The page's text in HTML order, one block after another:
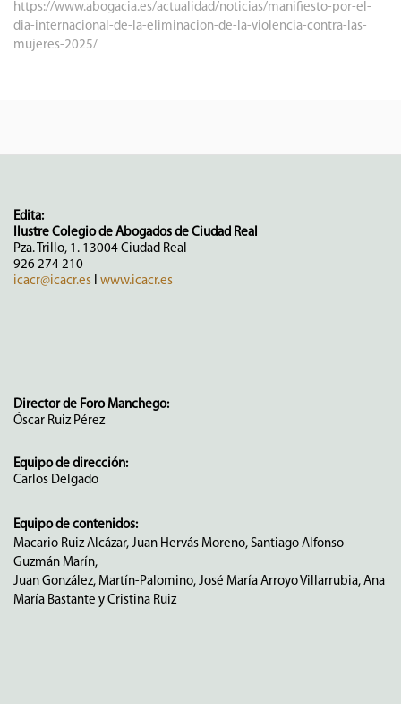
https://www.abogacia.es/actualidad/noticias/manifiesto-por-el-
dia-internacional-de-la-eliminacion-de-la-violencia-contra-las-
mujeres-2025/
Edita:
Ilustre Colegio de Abogados de Ciudad Real
Pza. Trillo, 1. 13004 Ciudad Real
926 274 210
icacr@icacr.es I www.icacr.es
Director de Foro Manchego:
Óscar Ruiz Pérez
Equipo de dirección:
Carlos Delgado
Equipo de contenidos:
Macario Ruiz Alcázar, Juan Hervás Moreno, Santiago Alfonso
Guzmán Marín,
Juan González, Martín-Palomino, José María Arroyo Villarrubia, Ana
María Bastante y Cristina Ruiz